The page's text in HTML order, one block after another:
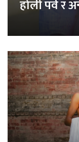
होली पर्व र